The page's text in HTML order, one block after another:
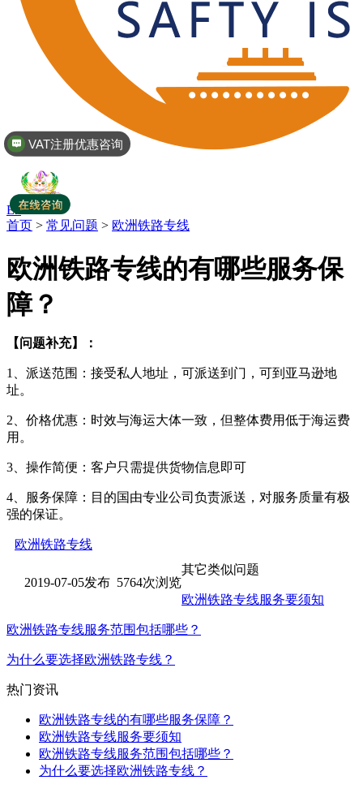
En
首页 > 常见问题 > 欧洲铁路专线
欧洲铁路专线的有哪些服务保
障？
【问题补充】：
1、派送范围：接受私人地址，可派送到门，可到亚马逊地
址。
2、价格优惠：时效与海运大体一致，但整体费用低于海运费
用。
3、操作简便：客户只需提供货物信息即可
4、服务保障：目的国由专业公司负责派送，对服务质量有极
强的保证。
欧洲铁路专线
2019-07-05发布 5764次浏览
其它类似问题
欧洲铁路专线服务要须知
欧洲铁路专线服务范围包括哪些？
为什么要选择欧洲铁路专线？
热门资讯
欧洲铁路专线的有哪些服务保障？
欧洲铁路专线服务要须知
欧洲铁路专线服务范围包括哪些？
为什么要选择欧洲铁路专线？
VAT注册优惠咨询